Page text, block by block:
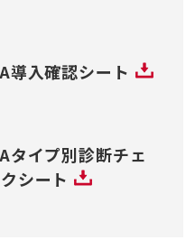
導入確認シート
タイプ別診断チェ
シート